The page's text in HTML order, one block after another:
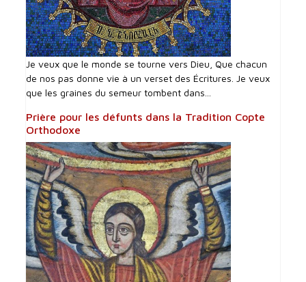
Je veux que le monde se tourne vers Dieu, Que chacun
de nos pas donne vie à un verset des Écritures. Je veux
que les graines du semeur tombent dans...
Prière pour les défunts dans la Tradition Copte
Orthodoxe